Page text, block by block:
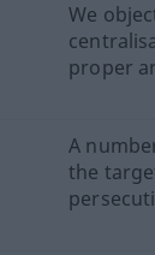
We
proper
A
the